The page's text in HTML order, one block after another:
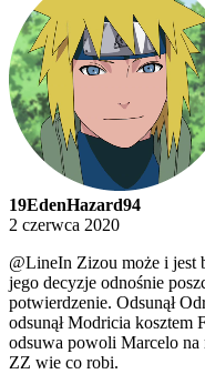
19EdenHazard94
2 czerwca 2020
@LineIn Zizou może i jest
jego decyzje odnośnie
potwierdzenie. Odsunął
odsunął Modricia kosztem
odsuwa powoli Marcelo na
ZZ wie co robi.